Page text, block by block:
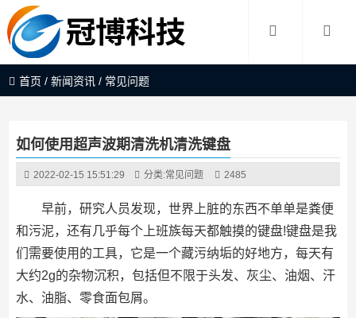
首页 /新闻资讯 / 常见问题
如何使用超声波期清洗机清洗键盘
2022-02-15 15:51:29 分类:常见问题 2485
早前，研究人员发现，世界上脏的东西不单单是粪便
和污泥，还有几乎每个上班族每天都触摸的键盘!键盘是我
们需要使用的工具，它是一个藏污纳垢的好地方，每天有
大约2g的杂物沉积，包括但不限于头发、灰尘、油烟、汗
水、油脂、零食面包屑。